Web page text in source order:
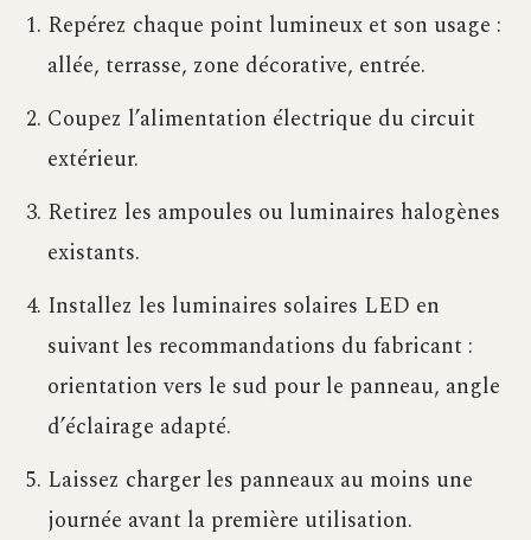
Repérez chaque point lumineux et son usage :
allée, terrasse, zone décorative, entrée.
Coupez l’alimentation électrique du circuit
extérieur.
Retirez les ampoules ou luminaires halogènes
existants.
Installez les luminaires solaires LED en
suivant les recommandations du fabricant :
orientation vers le sud pour le panneau, angle
d’éclairage adapté.
Laissez charger les panneaux au moins une
journée avant la première utilisation.